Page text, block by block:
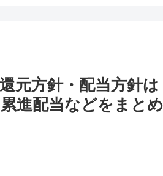
元方針・配当方針は
進配当などをまとめ